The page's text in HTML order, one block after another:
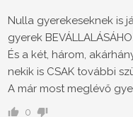
Nulla gyerekeseknek is
gyerek
És a két, három,
nekik is CSAK további
A már most meglévő
0